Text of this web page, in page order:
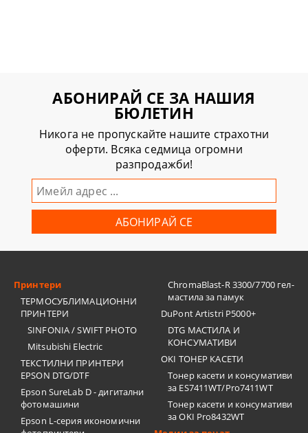
АБОНИРАЙ СЕ ЗА НАШИЯ
БЮЛЕТИН
Никога не пропускайте нашите страхотни
оферти. Всяка седмица огромни
разпродажби!
Принтери
ТЕРМОСУБЛИМАЦИОННИ
ПРИНТЕРИ
SINFONIA / SWIFT PHOTO
Mitsubishi Electric
ТЕКСТИЛНИ ПРИНТЕРИ
EPSON DTG/DTF
Epson SureLab D - дигитални
фотомашини
Epson L-серия икономични
ChromaBlast-R 3300/7700 гел-
мастила за памук
DuPont Artistri P5000+
DTG МАСТИЛА И
КОНСУМАТИВИ
OKI ТОНЕР КАСЕТИ
Тонер касети и консумативи
за ES7411WT/Pro7411WT
Тонер касети и консумативи
за OKI Pro8432WT